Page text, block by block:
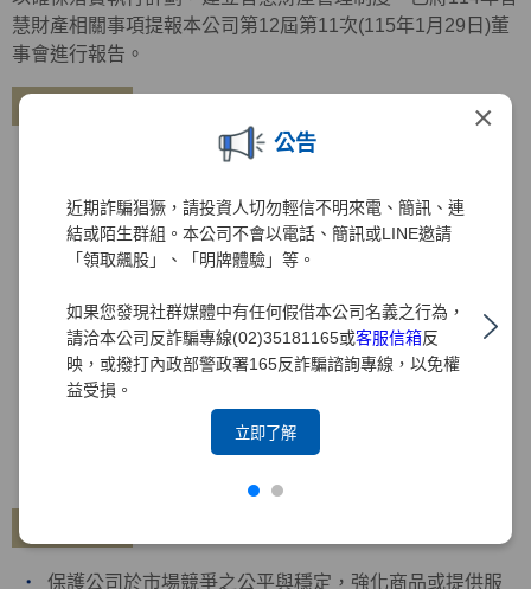
×
公告
近期詐騙猖獗，請投資人切勿輕信不明來電、簡訊、連
結或陌生群組。本公司不會以電話、簡訊或LINE邀請
「領取飆股」、「明牌體驗」等。
如果您發現社群媒體中有任何假借本公司名義之行為，
請洽本公司反詐騙專線(02)35181165或客服信箱反
映，或撥打內政部警政署165反詐騙諮詢專線，以免權
益受損。
立即了解
慧財產相關事項提報本公司第12屆第11次(115年1月29日)董
事會進行報告。
由研發單位進行技術開發，透過外部專利事務所協助專
每年定期盤點集團專利申請現況與訂定結合營運目標之
策略
與發展
導入TIPS智慧財產權管理制度
制(修)訂專利權相關管理規章，提升專利權事項之管理
2021年12月30日通過TIPS驗證，2022年12月30日及
2024年12月31日通過TIPS再驗證
保護公司於市場競爭之公平與穩定，強化商品或提供服